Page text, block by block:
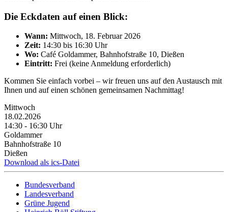
Die Eckdaten auf einen Blick:
Wann: Mittwoch, 18. Februar 2026
Zeit: 14:30 bis 16:30 Uhr
Wo: Café Goldammer, Bahnhofstraße 10, Dießen
Eintritt: Frei (keine Anmeldung erforderlich)
Kommen Sie einfach vorbei – wir freuen uns auf den Austausch mit
Ihnen und auf einen schönen gemeinsamen Nachmittag!
Mittwoch
18.02.2026
14:30 ‐ 16:30 Uhr
Goldammer
Bahnhofstraße 10
Dießen
Download als ics-Datei
Bundesverband
Landesverband
Grüne Jugend